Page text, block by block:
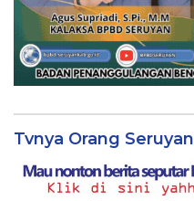
Tvnya Orang Seruyan